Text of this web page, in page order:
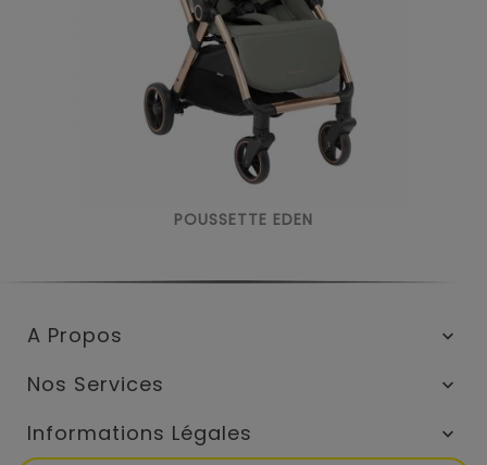
POUSSETTE EDEN
A Propos 
Nos Services 
Informations Légales 